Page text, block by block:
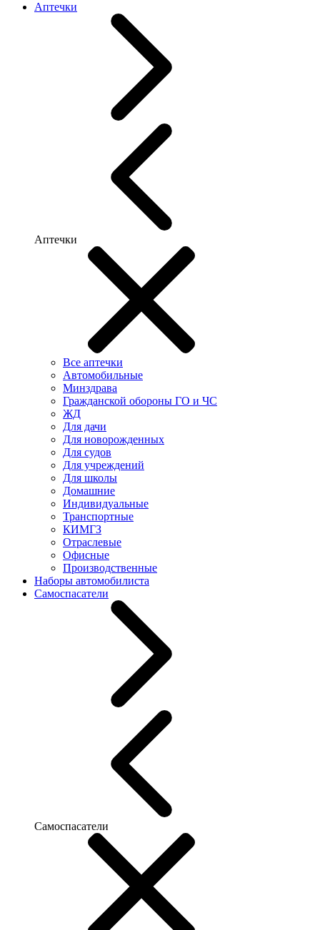
Аптечки
Аптечки
Все аптечки
Автомобильные
Минздрава
Гражданской обороны ГО и ЧС
ЖД
Для дачи
Для новорожденных
Для судов
Для учреждений
Для школы
Домашние
Индивидуальные
Транспортные
КИМГЗ
Отраслевые
Офисные
Производственные
Наборы автомобилиста
Самоспасатели
Самоспасатели